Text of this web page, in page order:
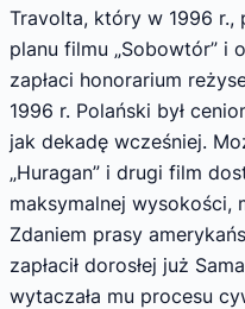
Travolta, który w 1996 r.,
planu filmu „Sobowtór” i
zapłaci honorarium
1996 r. Polański był
jak dekadę wcześniej.
„Huragan” i drugi film
maksymalnej wysokości,
Zdaniem prasy
zapłacił dorosłej już
wytaczała mu procesu